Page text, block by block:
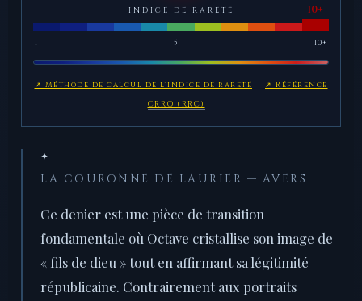
INDICE DE RARETÉ
1 5 10+
↗ Méthode de calcul de l'indice de rareté
↗ Référence
CRRO (RRC)
✦
LA COURONNE DE LAURIER — AVERS
Ce denier est une pièce de transition
fondamentale où Octave cristallise son image de
« fils de dieu » tout en affirmant sa légitimité
républicaine. Contrairement aux portraits